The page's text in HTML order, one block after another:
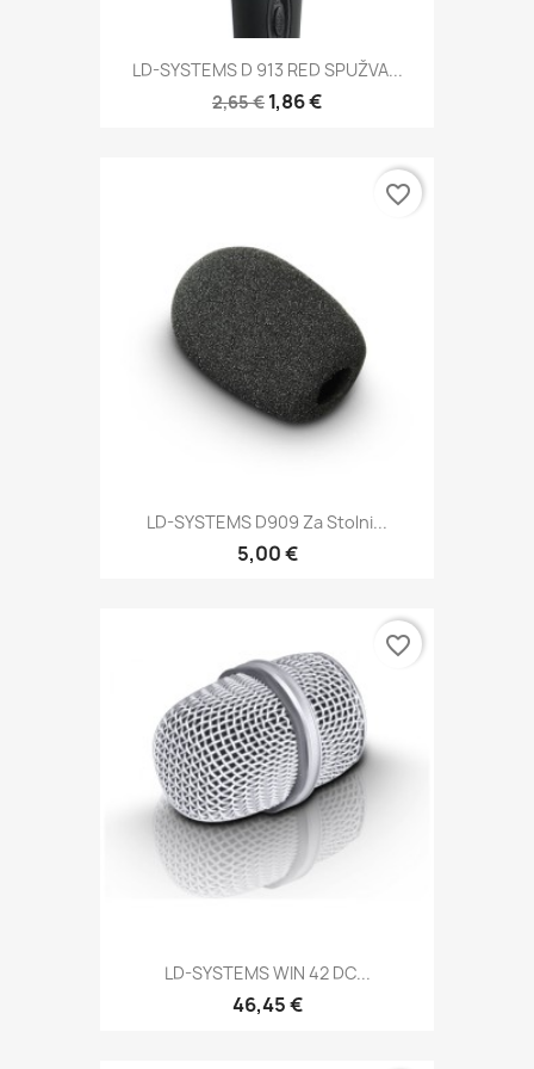
LD-SYSTEMS D 913 RED SPUŽVA...
2,65 € 1,86 €
LD-SYSTEMS D909 Za Stolni...
5,00 €
favorite_border
LD-SYSTEMS WIN 42 DC...
46,45 €
favorite_border